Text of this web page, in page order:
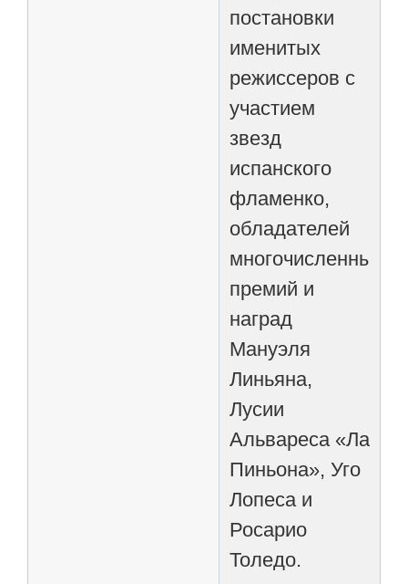
постановки
именитых
режиссеров с
участием
звезд
испанского
фламенко,
обладателей
многочисленных
премий и
наград
Мануэля
Линьяна,
Лусии
Альвареса «Ла
Пиньона», Уго
Лопеса и
Росарио
Толедо.